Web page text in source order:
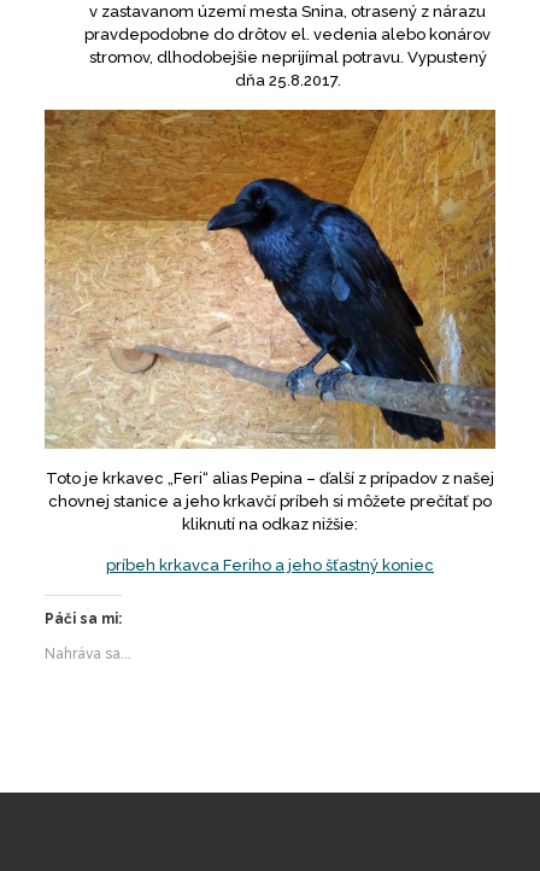
v zastavanom území mesta Snina, otrasený z nárazu
pravdepodobne do drôtov el. vedenia alebo konárov
stromov, dlhodobejšie neprijímal potravu. Vypustený
dňa 25.8.2017.
Toto je krkavec „Feri“ alias Pepina – ďalší z prípadov z našej
chovnej stanice a jeho krkavčí príbeh si môžete prečítať po
kliknutí na odkaz nižšie:
príbeh krkavca Feriho a jeho šťastný koniec
Páči sa mi:
Nahráva sa...